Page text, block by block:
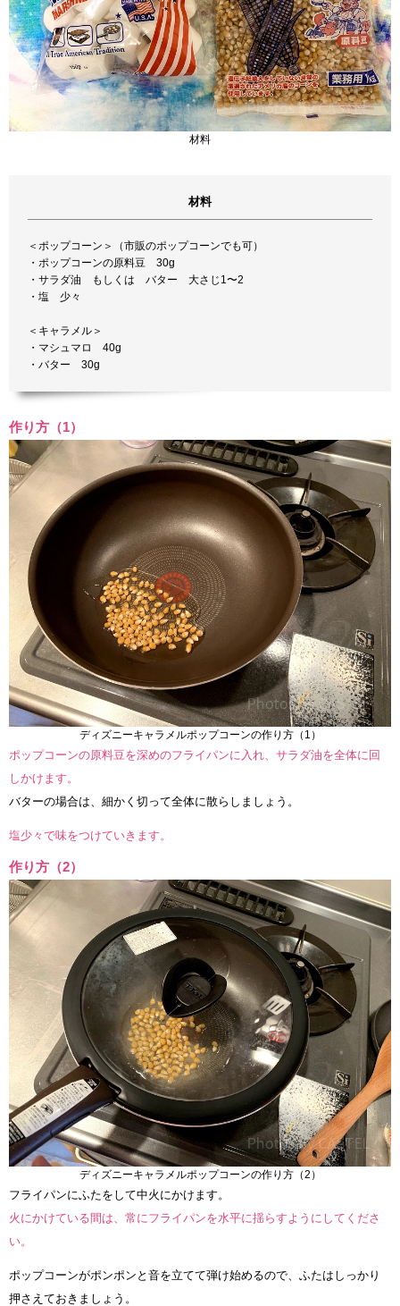
材料
材料
＜ポップコーン＞（市販のポップコーンでも可）
・ポップコーンの原料豆 30g
・サラダ油 もしくは バター 大さじ1〜2
・塩 少々
＜キャラメル＞
・マシュマロ 40g
・バター 30g
作り方（1）
ディズニーキャラメルポップコーンの作り方（1）
ポップコーンの原料豆を深めのフライパンに入れ、サラダ油を全体に回
しかけます。
バターの場合は、細かく切って全体に散らしましょう。
塩少々で味をつけていきます。
作り方（2）
ディズニーキャラメルポップコーンの作り方（2）
フライパンにふたをして中火にかけます。
火にかけている間は、常にフライパンを水平に揺らすようにしてくださ
い。
ポップコーンがポンポンと音を立てて弾け始めるので、ふたはしっかり
押さえておきましょう。